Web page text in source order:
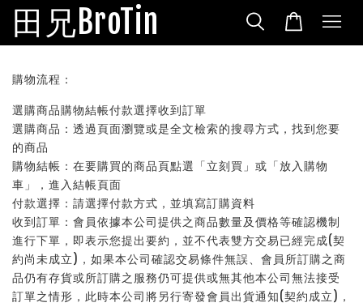
田兄BroTin
購物流程：
選購商品購物結帳付款選擇收到訂單
選購商品：透過頁面瀏覽或是全文檢索的搜尋方式，找到您要
的商品
購物結帳：在要購買的商品頁點選「立刻買」或「放入購物
車」，進入結帳頁面
付款選擇：請選擇付款方式，並填寫訂購資料
收到訂單：會員依據本公司提供之商品數量及價格等確認機制
進行下單，即表示您提出要約，並不代表雙方交易已經完成(契
約尚未成立)，如果本公司確認交易條件無誤、會員所訂購之商
品仍有存貨或所訂購之服務仍可提供或無其他本公司無法接受
訂單之情形，此時本公司將另行寄發會員出貨通知(契約成立)，